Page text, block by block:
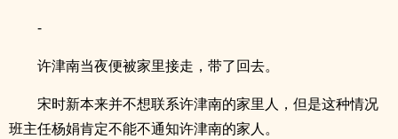
-
许津南当夜便被家里接走，带了回去。
宋时新本来并不想联系许津南的家里人，但是这种情况
班主任杨娟肯定不能不通知许津南的家人。